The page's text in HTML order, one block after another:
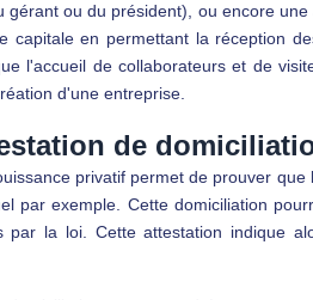
ou du président), ou encore
capitale en permettant la réception
l'accueil de collaborateurs et de
d'une entreprise.
de
privatif permet de prouver
par exemple. Cette domiciliation
par la loi. Cette attestation indique